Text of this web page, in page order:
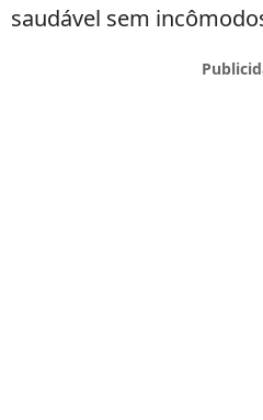
saudável sem